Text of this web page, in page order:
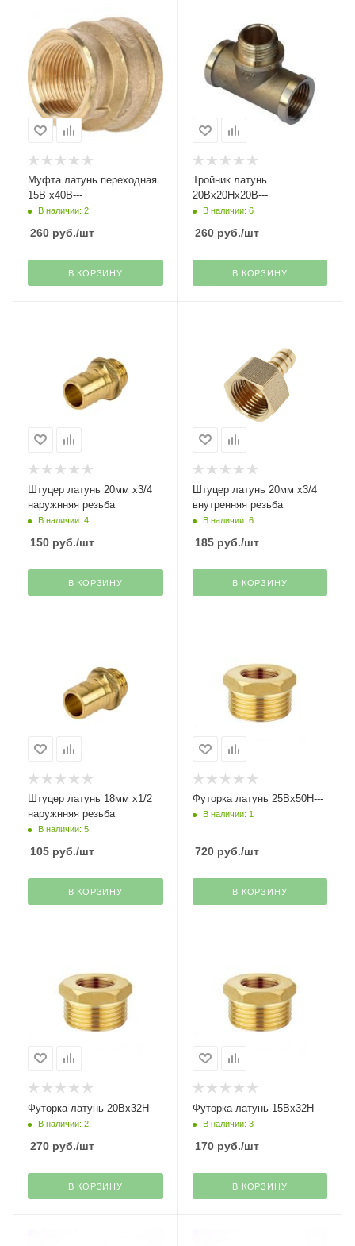
Муфта латунь переходная
15В х40В---
В наличии: 2
260 руб./шт
В КОРЗИНУ
Тройник латунь
20Вх20Нх20В---
В наличии: 6
260руб./шт
В КОРЗИНУ
Штуцер латунь 20мм х3/4
наружнняя резьба
В наличии: 4
150 руб./шт
В КОРЗИНУ
Штуцер латунь 20мм х3/4
внутренняя резьба
В наличии: 6
185руб./шт
В КОРЗИНУ
Штуцер латунь 18мм х1/2
наружнняя резьба
В наличии: 5
105 руб./шт
В КОРЗИНУ
Футорка латунь 25Вх50Н---
В наличии: 1
720руб./шт
В КОРЗИНУ
Футорка латунь 20Вх32Н
В наличии: 2
270 руб./шт
В КОРЗИНУ
Футорка латунь 15Вх32Н---
В наличии: 3
170руб./шт
В КОРЗИНУ